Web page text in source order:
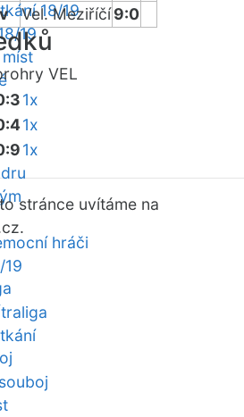
18/19
19
hráči
19
Vel. Meziříčí9:0
VEL
1x
1x
1x
stránce uvítáme na